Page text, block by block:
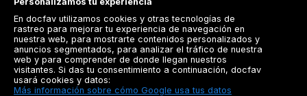
Registrarse
Docfav
En docfav utilizamos cookies y otras tecnologías de
rastreo para mejorar tu experiencia de navegación en
nuestra web, para mostrarte contenidos personalizados y
anuncios segmentados, para analizar el tráfico de nuestra
web y para comprender de donde llegan nuestros
visitantes. Si das tu consentimiento a continuación, docfav
usará cookies y datos:
Más información sobre cómo Google usa tus datos